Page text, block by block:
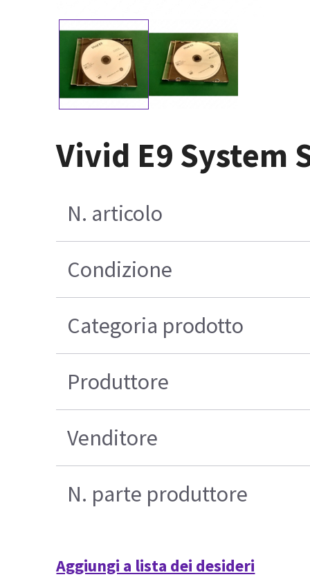
Vivid E9 System
N. articolo
Condizione
Categoria prodotto
Produttore
Venditore
N. parte produttore
Aggiungi a lista dei desideri